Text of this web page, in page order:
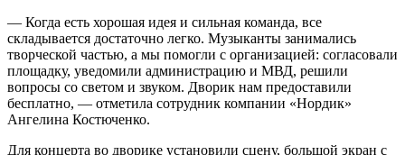
— Когда есть хорошая идея и сильная команда, все
складывается достаточно легко. Музыканты занимались
творческой частью, а мы помогли с организацией: согласовали
площадку, уведомили администрацию и МВД, решили
вопросы со светом и звуком. Дворик нам предоставили
бесплатно, — отметила сотрудник компании «Нордик»
Ангелина Костюченко.
Для концерта во дворике установили сцену, большой экран с